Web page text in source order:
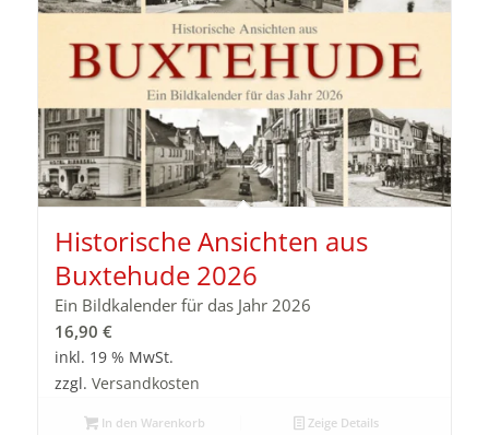
Historische Ansichten aus
Buxtehude 2026
Ein Bildkalender für das Jahr 2026
16,90 €
inkl. 19 % MwSt.
zzgl. Versandkosten
In den Warenkorb Zeige Details